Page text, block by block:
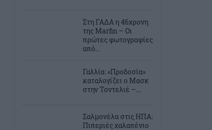
Στη ΓΑΔΑ η 46χρονη
της Marfin – Οι
πρώτες φωτογραφίες
από...
Γαλλία: «Προδοσία»
καταλογίζει ο Μασκ
στην Τοντελιέ –...
Σαλμονέλα στις ΗΠΑ:
Πιπεριές χαλαπένιο